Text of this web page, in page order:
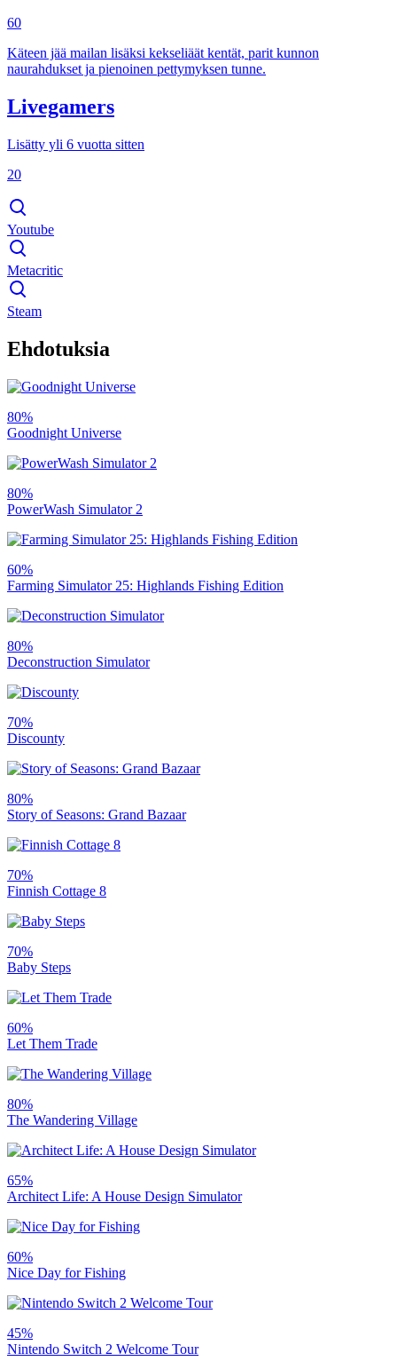
60
Käteen jää mailan lisäksi kekseliäät kentät, parit kunnon
naurahdukset ja pienoinen pettymyksen tunne.
Livegamers
Lisätty yli 6 vuotta sitten
20
Youtube
Metacritic
Steam
Ehdotuksia
80%
Goodnight Universe
80%
PowerWash Simulator 2
60%
Farming Simulator 25: Highlands Fishing Edition
80%
Deconstruction Simulator
70%
Discounty
80%
Story of Seasons: Grand Bazaar
70%
Finnish Cottage 8
70%
Baby Steps
60%
Let Them Trade
80%
The Wandering Village
65%
Architect Life: A House Design Simulator
60%
Nice Day for Fishing
45%
Nintendo Switch 2 Welcome Tour